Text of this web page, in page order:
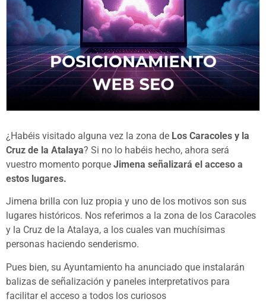
¿Habéis visitado alguna vez la zona de Los Caracoles y la
Cruz de la Atalaya? Si no lo habéis hecho, ahora será
vuestro momento porque Jimena señalizará el acceso a
estos lugares.
Jimena brilla con luz propia y uno de los motivos son sus
lugares históricos. Nos referimos a la zona de los Caracoles
y la Cruz de la Atalaya, a los cuales van muchísimas
personas haciendo senderismo.
Pues bien, su Ayuntamiento ha anunciado que instalarán
balizas de señalización y paneles interpretativos para
facilitar el acceso a todos los curiosos